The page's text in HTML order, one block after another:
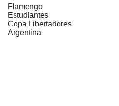
Flamengo
Estudiantes
Copa Libertadores
Argentina